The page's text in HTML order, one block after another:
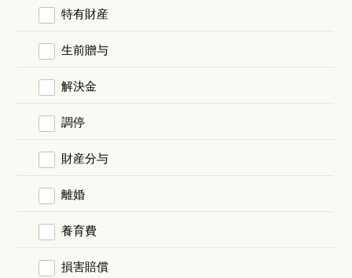
特有財産
生前贈与
解決金
調停
財産分与
離婚
養育費
損害賠償